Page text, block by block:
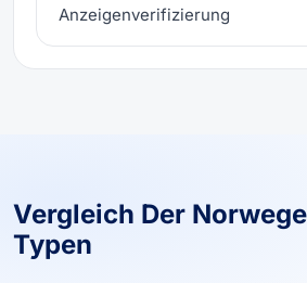
Anzeigenverifizierung
Vergleich Der
Typen